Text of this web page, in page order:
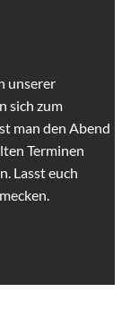
unserer
sich zum
man den Abend
Terminen
Lasst euch